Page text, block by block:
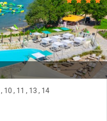
10 , 11 , 13 , 14